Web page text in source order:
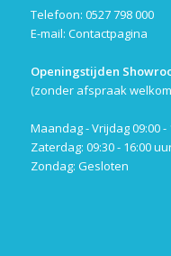
Telefoon: 0527 798 000
E-mail: Contactpagina
Openingstijden
(zonder afspraak
Maandag - Vrijdag 09:00 -
Zaterdag: 09:30 - 16:00
Zondag: Gesloten